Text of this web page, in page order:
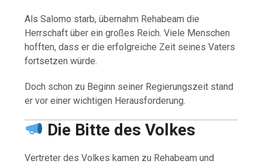
Als Salomo starb, übernahm Rehabeam die
Herrschaft über ein großes Reich. Viele Menschen
hofften, dass er die erfolgreiche Zeit seines Vaters
fortsetzen würde.
Doch schon zu Beginn seiner Regierungszeit stand
er vor einer wichtigen Herausforderung.
Die Bitte des Volkes
Vertreter des Volkes kamen zu Rehabeam und